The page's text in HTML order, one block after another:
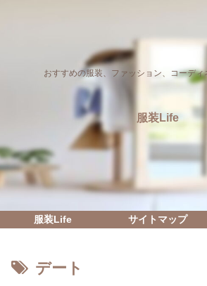
おすすめの服装、ファッション、コーディ
服装Life
服装Life サイトマップ
デート